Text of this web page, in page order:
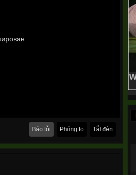
Tắt đèn
Phóng to
Báo lỗi